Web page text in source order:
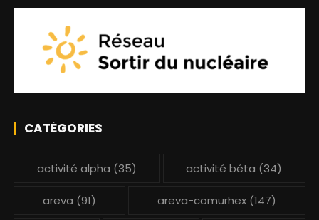
CATÉGORIES
activité alpha (35) activité béta (34)
areva (91) areva-comurhex(147)